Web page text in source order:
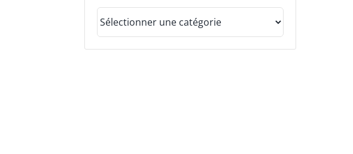
Catégories